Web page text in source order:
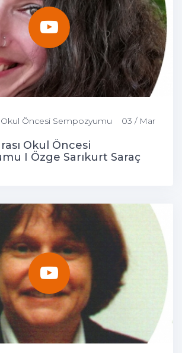
Okul Öncesi Sempozyumu 03 / Mar
Okul Öncesi
I Özge Sarıkurt Saraç